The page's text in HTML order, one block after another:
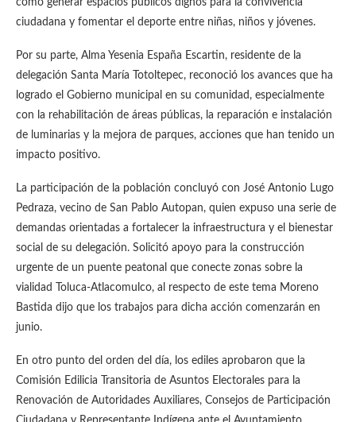
ciudadana y fomentar el deporte entre niñas, niños y jóvenes.
Por su parte, Alma Yesenia España Escartin, residente de la
delegación Santa María Totoltepec, reconoció los avances que ha
logrado el Gobierno municipal en su comunidad, especialmente
con la rehabilitación de áreas públicas, la reparación e instalación
de luminarias y la mejora de parques, acciones que han tenido un
impacto positivo.
La participación de la población concluyó con José Antonio Lugo
Pedraza, vecino de San Pablo Autopan, quien expuso una serie de
demandas orientadas a fortalecer la infraestructura y el bienestar
social de su delegación. Solicitó apoyo para la construcción
urgente de un puente peatonal que conecte zonas sobre la
vialidad Toluca-Atlacomulco, al respecto de este tema Moreno
Bastida dijo que los trabajos para dicha acción comenzarán en
junio.
En otro punto del orden del día, los ediles aprobaron que la
Comisión Edilicia Transitoria de Asuntos Electorales para la
Renovación de Autoridades Auxiliares, Consejos de Participación